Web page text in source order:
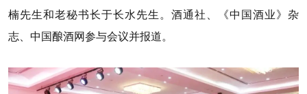
楠先生和老秘书长于长水先生。酒通社、《中国酒业》杂
志、中国酿酒网参与会议并报道。